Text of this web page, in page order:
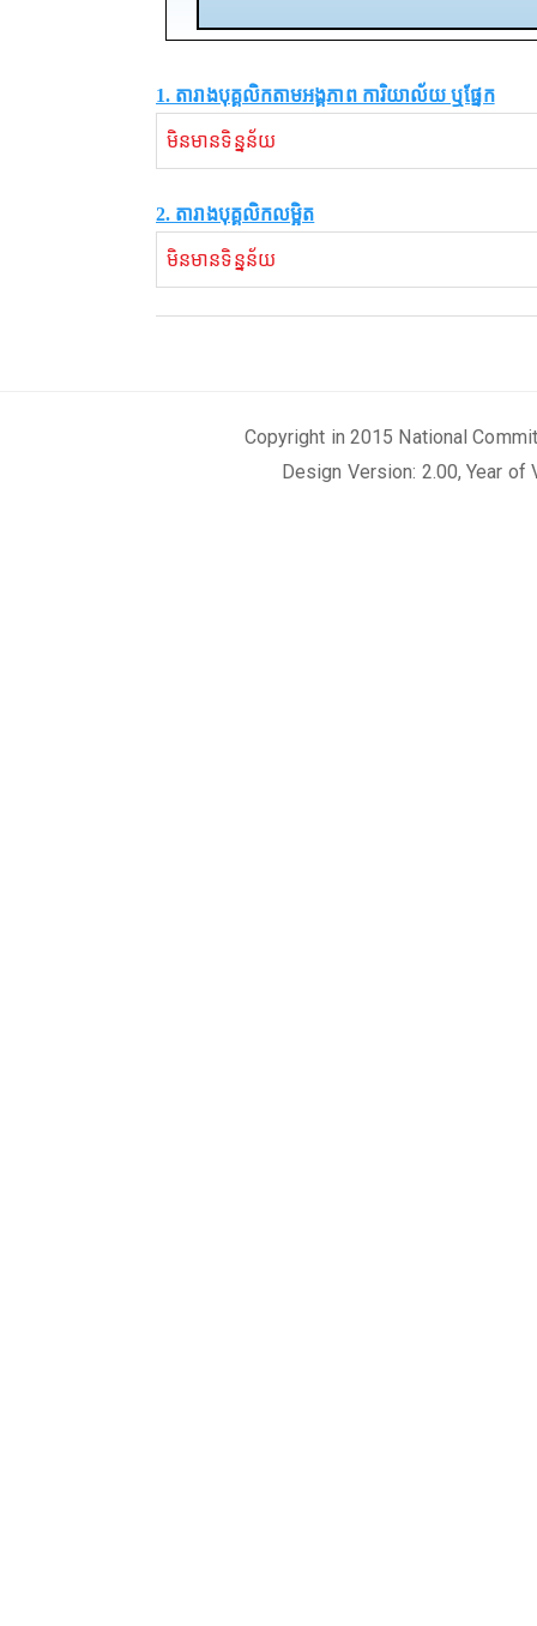
1. តារាងបុគ្គលិកតាមអង្គភាព ការិយាល័យ ឬផ្នែក
មិនមានទិន្នន័យ
2. តារាងបុគ្គលិកលម្អិត
មិនមានទិន្នន័យ
Copyright in 2015 National
Design Version: 2.00, Year